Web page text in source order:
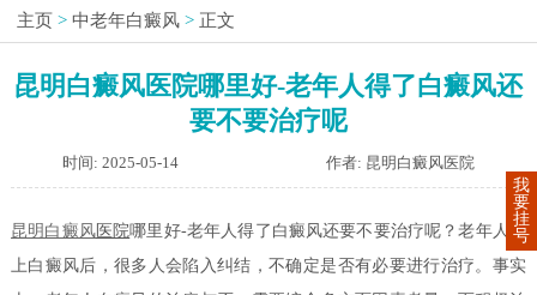
主页 > 中老年白癜风 > 正文
昆明白癜风医院哪里好-老年人得了白癜风还
要不要治疗呢
时间: 2025-05-14 作者: 昆明白癜风医院
昆明白癜风医院哪里好-老年人得了白癜风还要不要治疗呢？老年人患
上白癜风后，很多人会陷入纠结，不确定是否有必要进行治疗。事实
我
要
挂
号